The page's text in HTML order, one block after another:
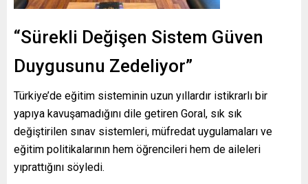
“Sürekli Değişen Sistem Güven
Duygusunu Zedeliyor”
Türkiye’de eğitim sisteminin uzun yıllardır istikrarlı bir
yapıya kavuşamadığını dile getiren Goral, sık sık
değiştirilen sınav sistemleri, müfredat uygulamaları ve
eğitim politikalarının hem öğrencileri hem de aileleri
yıprattığını söyledi.